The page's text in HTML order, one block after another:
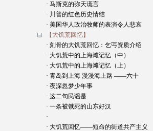
· 马斯克的弥天谎言
· 川普的红色历史情结
· 美国华人政治牧师的表演令人悲哀
【大饥荒回忆】
· 刻骨的大饥荒回忆：乞丐资质介绍
· 大饥荒中的上海滩记忆（中）
· 大饥荒中的上海滩记忆（上）
· 青岛到上海 漫漫海上路 ——六十
· 夜深忽梦少年事
· 这二句民谣是
· 一条被饿死的山东好汉
·
· 大饥荒回忆——短命的街道共产主义